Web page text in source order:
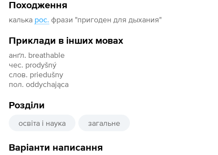
Походження
калька рос. фрази "пригоден для дыхания"
Приклади в інших мовах
анґл. breathable
чес. prodyšný
слов. priedušny
пол. oddychająca
Розділи
освіта і наука загальне
Варіанти написання